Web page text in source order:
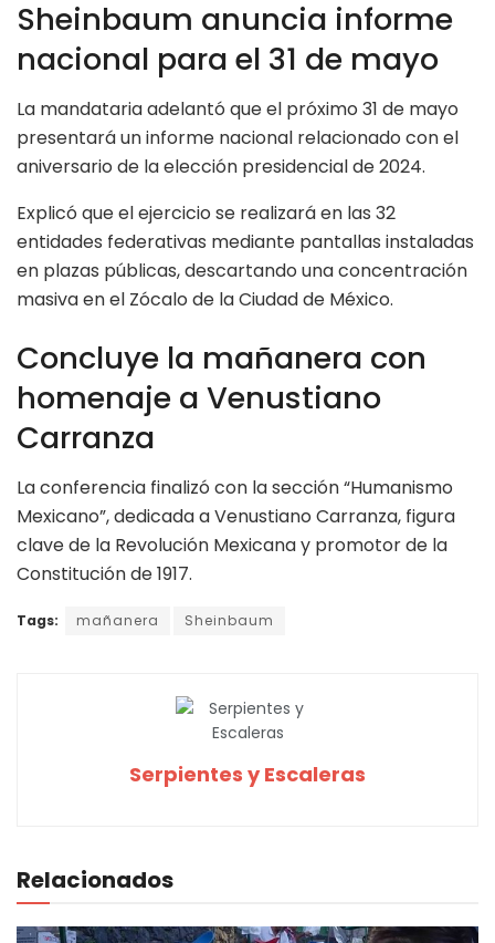
Sheinbaum anuncia informe
nacional para el 31 de mayo
La mandataria adelantó que el próximo 31 de mayo
presentará un informe nacional relacionado con el
aniversario de la elección presidencial de 2024.
Explicó que el ejercicio se realizará en las 32
entidades federativas mediante pantallas instaladas
en plazas públicas, descartando una concentración
masiva en el Zócalo de la Ciudad de México.
Concluye la mañanera con
homenaje a Venustiano
Carranza
La conferencia finalizó con la sección “Humanismo
Mexicano”, dedicada a Venustiano Carranza, figura
clave de la Revolución Mexicana y promotor de la
Constitución de 1917.
Tags: mañanera Sheinbaum
Serpientes y Escaleras
Relacionados